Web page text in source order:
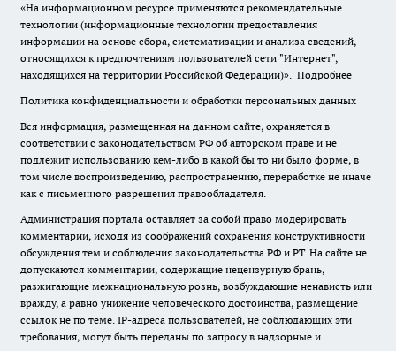
«На информационном ресурсе применяются рекомендательные
технологии (информационные технологии предоставления
информации на основе сбора, систематизации и анализа сведений,
относящихся к предпочтениям пользователей сети "Интернет",
находящихся на территории Российской Федерации)». Подробнее
Политика конфиденциальности и обработки персональных данных
Вся информация, размещенная на данном сайте, охраняется в
соответствии с законодательством РФ об авторском праве и не
подлежит использованию кем-либо в какой бы то ни было форме, в
том числе воспроизведению, распространению, переработке не иначе
как с письменного разрешения правообладателя.
Администрация портала оставляет за собой право модерировать
комментарии, исходя из соображений сохранения конструктивности
обсуждения тем и соблюдения законодательства РФ и РТ. На сайте не
допускаются комментарии, содержащие нецензурную брань,
разжигающие межнациональную рознь, возбуждающие ненависть или
вражду, а равно унижение человеческого достоинства, размещение
ссылок не по теме. IP-адреса пользователей, не соблюдающих эти
требования, могут быть переданы по запросу в надзорные и